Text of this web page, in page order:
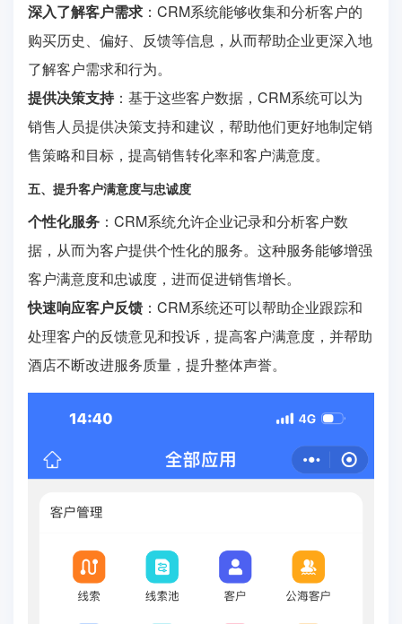
深入了解客户需求 ：CRM系统能够收集和分析客户的
购买历史、偏好、反馈等信息，从而帮助企业更深入地
了解客户需求和行为。
提供决策支持：基于这些客户数据，CRM系统可以为
销售人员提供决策支持和建议，帮助他们更好地制定销
售策略和目标，提高销售转化率和客户满意度。
五、提升客户满意度与忠诚度
个性化服务 ：CRM系统允许企业记录和分析客户数
据，从而为客户提供个性化的服务。这种服务能够增强
客户满意度和忠诚度，进而促进销售增长。
快速响应客户反馈 ：CRM系统还可以帮助企业跟踪和
处理客户的反馈意见和投诉，提高客户满意度，并帮助
酒店不断改进服务质量，提升整体声誉。